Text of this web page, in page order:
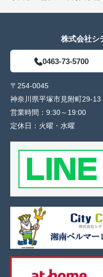
株式会社シ
0463-73-5700
〒254-0045
神奈川県平塚市見附町29-13
営業時間： 9:30～19:00
定休日： 火曜・水曜